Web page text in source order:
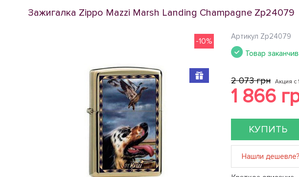
Зажигалка Zippo Mazzi Marsh Landing Champagne Zp24079
-10% Артикул Zp24079
Товар
2 073 грн Акция с
1 866
КУПИТЬ
Нашли дешевле?